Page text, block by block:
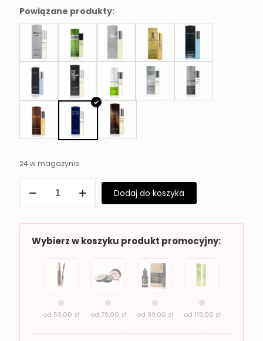
Powiązane produkty:
24 w magazynie
Świeże
LOTUS
Bleu
Dodaj do koszyka
Wybierz w koszyku produkt promocyjny:
od 59,00 zł od 79,00 zł od 99,00 zł od 119,00 zł